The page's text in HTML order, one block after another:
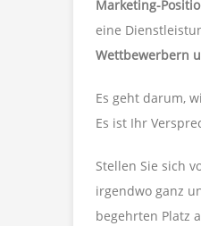
Marketing-
eine
Wettbewerbern
Es geht darum,
Es ist Ihr
Stellen Sie sich
irgendwo ganz
begehrten Platz